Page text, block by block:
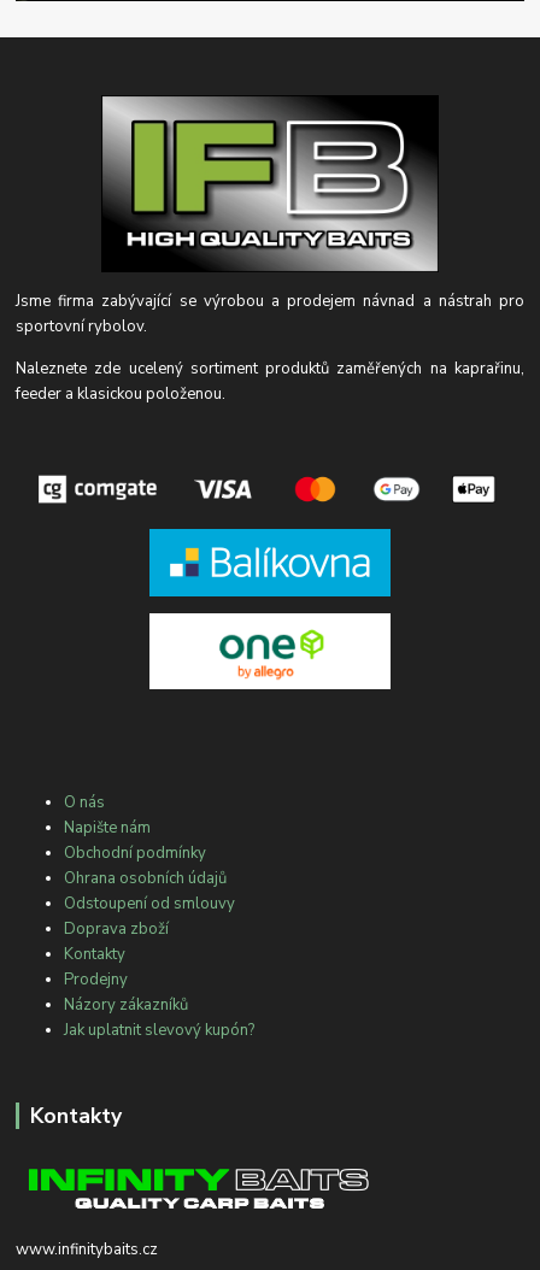
Jsme firma zabývající se výrobou a prodejem návnad a nástrah pro
sportovní rybolov.
Naleznete zde ucelený sortiment produktů zaměřených na kaprařinu,
feeder a klasickou položenou.
O nás
Napište nám
Obchodní podmínky
Ohrana osobních údajů
Odstoupení od smlouvy
Doprava zboží
Kontakty
Prodejny
Názory zákazníků
Jak uplatnit slevový kupón?
Kontakty
www.infinitybaits.cz